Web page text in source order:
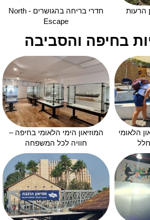
הרעות
חדרי בריחה בהגושרים - North
Escape
בחיפה והסביבה
הלאומי
המוזיאון הימי הלאומי בחיפה –
חוויה לכל המשפחה